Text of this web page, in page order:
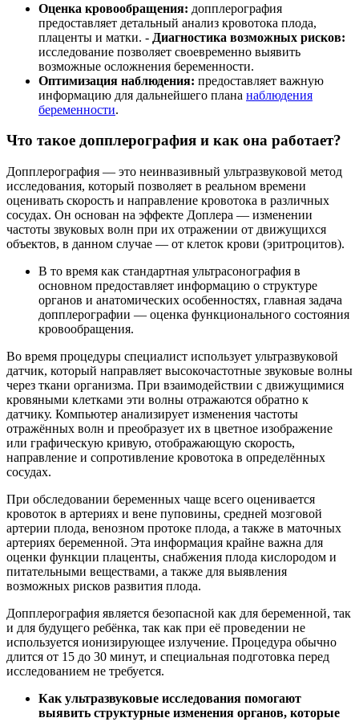
Оценка кровообращения: допплерография
предоставляет детальный анализ кровотока плода,
плаценты и матки. - Диагностика возможных рисков:
исследование позволяет своевременно выявить
возможные осложнения беременности.
Оптимизация наблюдения: предоставляет важную
информацию для дальнейшего плана наблюдения
беременности.
Что такое допплерография и как она работает?
Допплерография — это неинвазивный ультразвуковой метод
исследования, который позволяет в реальном времени
оценивать скорость и направление кровотока в различных
сосудах. Он основан на эффекте Доплера — изменении
частоты звуковых волн при их отражении от движущихся
объектов, в данном случае — от клеток крови (эритроцитов).
В то время как стандартная ультрасонография в
основном предоставляет информацию о структуре
органов и анатомических особенностях, главная задача
допплерографии — оценка функционального состояния
кровообращения.
Во время процедуры специалист использует ультразвуковой
датчик, который направляет высокочастотные звуковые волны
через ткани организма. При взаимодействии с движущимися
кровяными клетками эти волны отражаются обратно к
датчику. Компьютер анализирует изменения частоты
отражённых волн и преобразует их в цветное изображение
или графическую кривую, отображающую скорость,
направление и сопротивление кровотока в определённых
сосудах.
При обследовании беременных чаще всего оценивается
кровоток в артериях и вене пуповины, средней мозговой
артерии плода, венозном протоке плода, а также в маточных
артериях беременной. Эта информация крайне важна для
оценки функции плаценты, снабжения плода кислородом и
питательными веществами, а также для выявления
возможных рисков развития плода.
Допплерография является безопасной как для беременной, так
и для будущего ребёнка, так как при её проведении не
используется ионизирующее излучение. Процедура обычно
длится от 15 до 30 минут, и специальная подготовка перед
исследованием не требуется.
Как ультразвуковые исследования помогают
выявить структурные изменения органов, которые